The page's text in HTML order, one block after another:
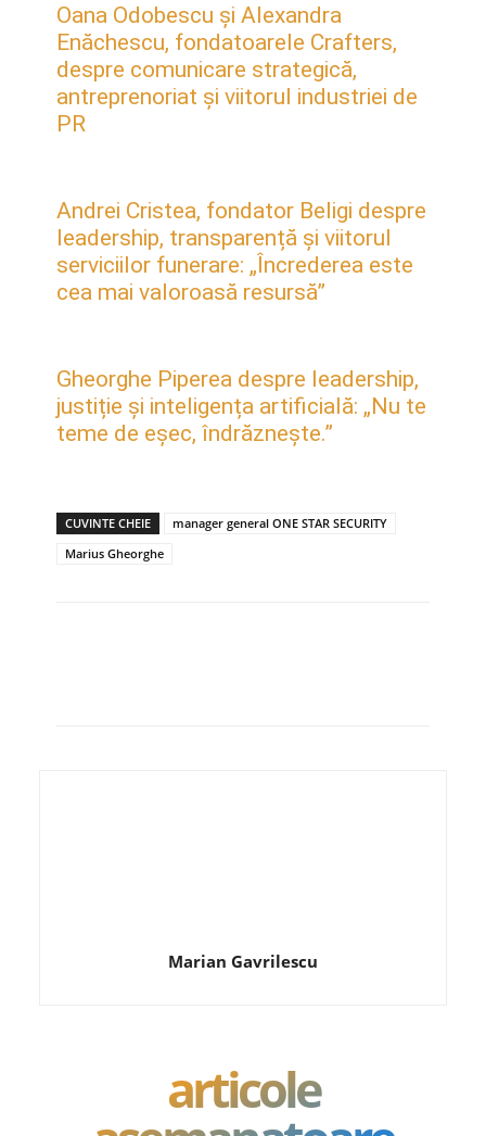
Oana Odobescu și Alexandra
Enăchescu, fondatoarele Crafters,
despre comunicare strategică,
antreprenoriat și viitorul industriei de
PR
Andrei Cristea, fondator Beligi despre
leadership, transparență și viitorul
serviciilor funerare: „Încrederea este
cea mai valoroasă resursă”
Gheorghe Piperea despre leadership,
justiție și inteligența artificială: „Nu te
teme de eșec, îndrăznește.”
CUVINTE CHEIE
manager general ONE STAR SECURITY
Marius Gheorghe
Marian Gavrilescu
articole